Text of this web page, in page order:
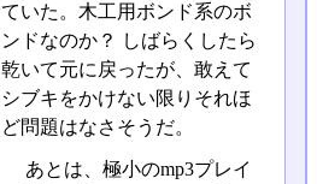
ていた。木工用ボンド系のボ
ンドなのか？ しばらくしたら
乾いて元に戻ったが、敢えて
シブキをかけない限りそれほ
ど問題はなさそうだ。
あとは、極小のmp3プレイ